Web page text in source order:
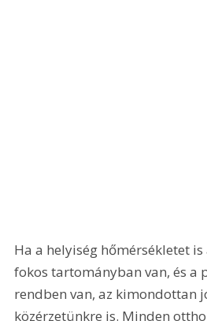
Ha a helyiség hőmérsékletet
fokos tartományban van, és a
rendben van, az kimondottan
közérzetünkre is. Minden